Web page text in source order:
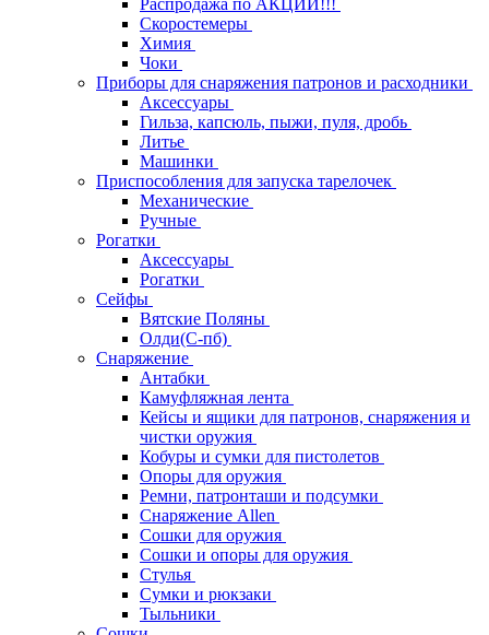
Скоростемеры
Химия
Чоки
Приборы для снаряжения патронов и расходники
Аксессуары
Гильза, капсюль, пыжи, пуля, дробь
Литье
Машинки
Приспособления для запуска тарелочек
Механические
Ручные
Рогатки
Аксессуары
Рогатки
Сейфы
Вятские Поляны
Олди(С-пб)
Снаряжение
Антабки
Камуфляжная лента
Кейсы и ящики для патронов, снаряжения и
чистки оружия
Кобуры и сумки для пистолетов
Опоры для оружия
Ремни, патронташи и подсумки
Снаряжение Allen
Сошки для оружия
Сошки и опоры для оружия
Стулья
Сумки и рюкзаки
Тыльники